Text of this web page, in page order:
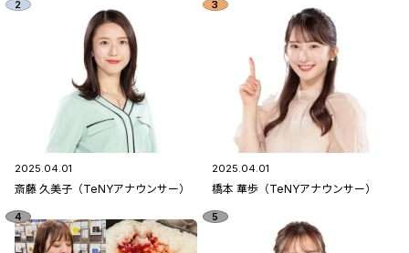
2025.04.01
斎藤 久美子（TeNYアナウンサー）
2025.04.01
橋本 華歩（TeNYアナウンサー）